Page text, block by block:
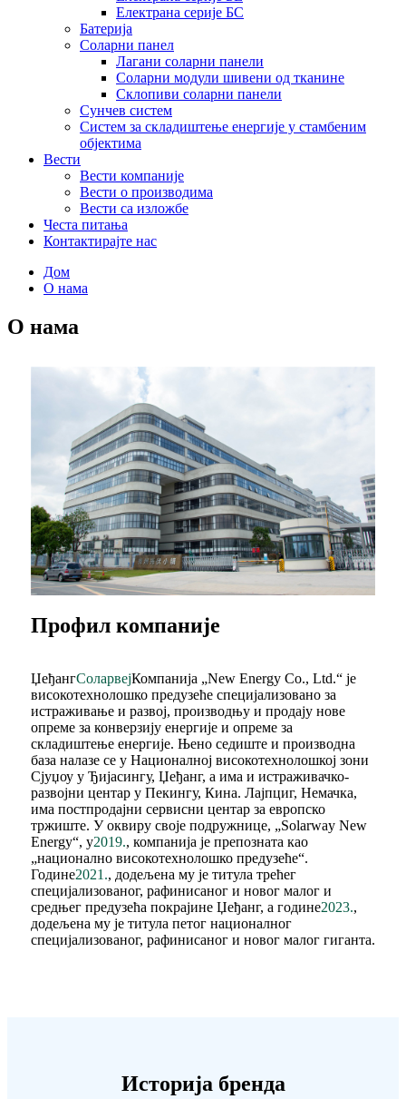
Електрана серије БС
Батерија
Соларни панел
Лагани соларни панели
Соларни модули шивени од тканине
Склопиви соларни панели
Сунчев систем
Систем за складиштење енергије у стамбеним
објектима
Вести
Вести компаније
Вести о производима
Вести са изложбе
Честа питања
Контактирајте нас
Дом
О нама
О нама
Профил компаније
ЏеђангСоларвејКомпанија „New Energy Co., Ltd.“ је
високотехнолошко предузеће специјализовано за
истраживање и развој, производњу и продају нове
опреме за конверзију енергије и опреме за
складиштење енергије. Њено седиште и производна
база налазе се у Националној високотехнолошкој зони
Сјуџоу у Ђијасингу, Џеђанг, а има и истраживачко-
развојни центар у Пекингу, Кина. Лајпциг, Немачка,
има постпродајни сервисни центар за европско
тржиште. У оквиру своје подружнице, „Solarway New
Energy“, у2019., компанија је препозната као
„национално високотехнолошко предузеће“.
Године2021., додељена му је титула трећег
специјализованог, рафинисаног и новог малог и
средњег предузећа покрајине Џеђанг, а године2023.,
додељена му је титула петог националног
специјализованог, рафинисаног и новог малог гиганта.
Историја бренда